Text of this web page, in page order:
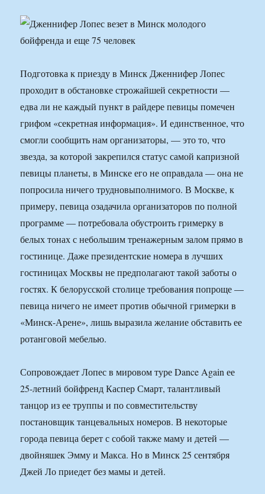
Подготовка к приезду в Минск Дженнифер Лопес
проходит в обстановке строжайшей секретности —
едва ли не каждый пункт в райдере певицы помечен
грифом «секретная информация». И единственное, что
смогли сообщить нам организаторы, — это то, что
звезда, за которой закрепился статус самой капризной
певицы планеты, в Минске его не оправдала — она не
попросила ничего трудновыполнимого. В Москве, к
примеру, певица озадачила организаторов по полной
программе — потребовала обустроить гримерку в
белых тонах с небольшим тренажерным залом прямо в
гостинице. Даже президентские номера в лучших
гостиницах Москвы не предполагают такой заботы о
гостях. К белорусской столице требования попроще —
певица ничего не имеет против обычной гримерки в
«Минск-Арене», лишь выразила желание обставить ее
ротанговой мебелью.
Сопровождает Лопес в мировом туре Dance Again ее
25-летний бойфренд Каспер Смарт, талантливый
танцор из ее труппы и по совместительству
постановщик танцевальных номеров. В некоторые
города певица берет с собой также маму и детей —
двойняшек Эмму и Макса. Но в Минск 25 сентября
Джей Ло приедет без мамы и детей.